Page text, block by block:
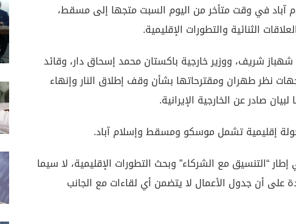
آباد في وقت متأخر من اليوم السبت متجها إلى مسقط،
الثنائية والتطورات الإقليمية.
شريف، ووزير خارجية باكستان محمد إسحاق دار، وقائد
نظر طهران ومقترحاتها بشأن وقف إطلاق النار وإنهاء
صادر عن الخارجية الإيرانية.
إقليمية تشمل موسكو ومسقط وإسلام آباد.
“التنسيق مع الشركاء” وبحث التطورات الإقليمية، لا سيما
أن جدول الأعمال لا يتضمن أي لقاءات مع الجانب